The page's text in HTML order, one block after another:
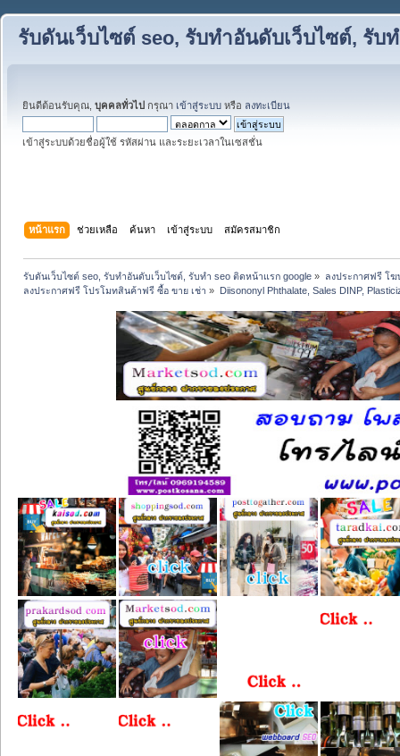
รับดันเว็บไซต์ seo, รับทำอันดับเว็บไซต์, รับ
ยินดีต้อนรับคุณ, บุคคลทั่วไป กรุณา เข้าสู่ระบบ หรือ ลงทะเบียน
เข้าสู่ระบบด้วยชื่อผู้ใช้ รหัสผ่าน และระยะเวลาในเซสชั่น
หน้าแรก ช่วยเหลือ ค้นหา เข้าสู่ระบบ สมัครสมาชิก
รับดันเว็บไซต์ seo, รับทำอันดับเว็บไซต์, รับทำ seo ติดหน้าแรก google » ลงประกาศฟรี โ
ลงประกาศฟรี โปรโมทสินค้าฟรี ซื้อ ขาย เช่า » Diisononyl Phthalate, Sales DINP,